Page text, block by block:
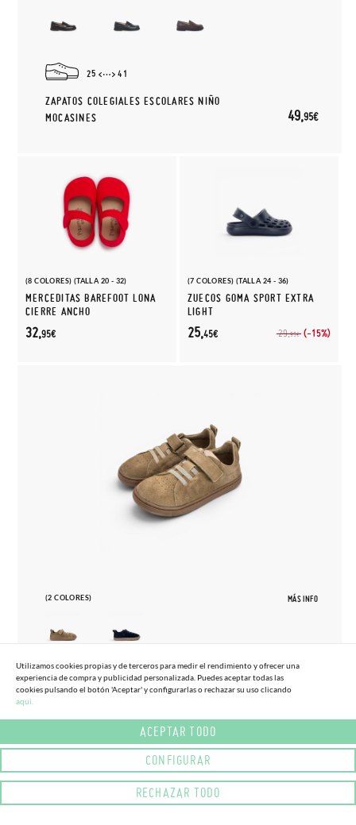
25 41
ZAPATOS COLEGIALES ESCOLARES NIÑO
MOCASINES
49,95€
(8 COLORES) (TALLA 20 - 32)
MERCEDITAS BAREFOOT LONA
CIERRE ANCHO
32,95€
(7 COLORES) (TALLA 24 - 36)
ZUECOS GOMA SPORT EXTRA
LIGHT
29,95€ (-15%)
25,45€
(2 COLORES) MÁS INFO
27 33
65,
Utilizamos cookies propias y de terceros para medir el rendimiento y ofrecer una
experiencia de compra y publicidad personalizada. Puedes aceptar todas las
cookies pulsando el botón 'Aceptar' y configurarlas o rechazar su uso clicando
aqui.
ACEPTAR TODO
CONFIGURAR
RECHAZAR TODO